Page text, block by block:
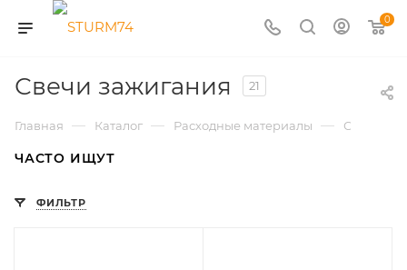
0
Свечи зажигания 21
Главная — Каталог — Расходные материалы — Свечи
ЧАСТО ИЩУТ
ФИЛЬТР